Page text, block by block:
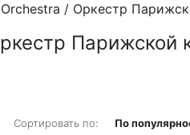
/ Оркестр
Парижской
Сортировать по: По